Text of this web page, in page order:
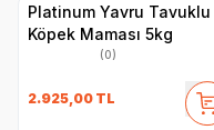
Platinum Yavru Tavuklu
Köpek Maması 5kg
(0)
2.925,00 TL